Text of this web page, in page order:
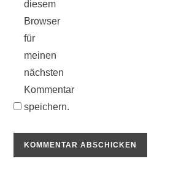
diesem
Browser
für
meinen
nächsten
Kommentar
speichern.